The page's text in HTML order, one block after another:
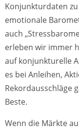
Konjunkturdaten
emotionale
auch
erleben wir immer
auf konjunkturelle
es bei Anleihen,
Rekordausschläge
Beste.
Wenn die Märkte